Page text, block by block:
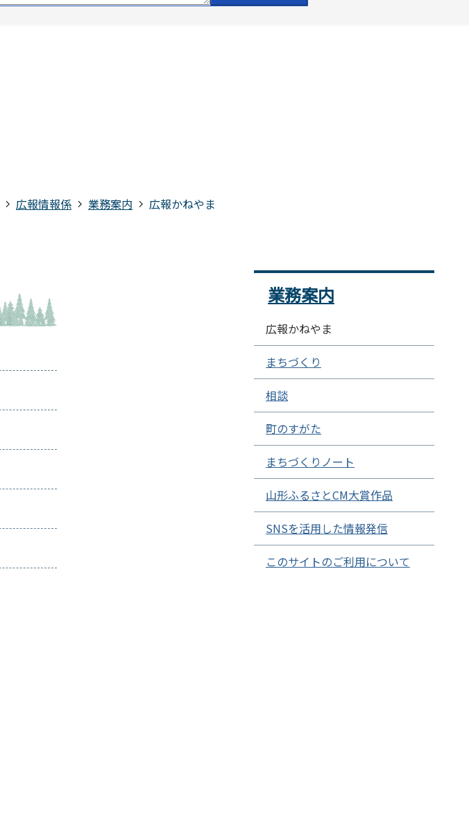
広報情報係 業務案内 広報かねやま
業務案内
広報かねやま
まちづくり
相談
町のすがた
まちづくりノート
山形ふるさとCM大賞作品
SNSを活用した情報発信
このサイトのご利用について